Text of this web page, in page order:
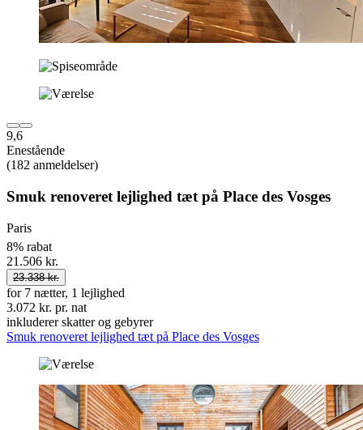
9,6
Enestående
(182 anmeldelser)
Smuk renoveret lejlighed tæt på Place des Vosges
Paris
8% rabat
21.506 kr.
23.338 kr.
for 7 nætter, 1 lejlighed
3.072 kr. pr. nat
inkluderer skatter og gebyrer
Smuk renoveret lejlighed tæt på Place des Vosges